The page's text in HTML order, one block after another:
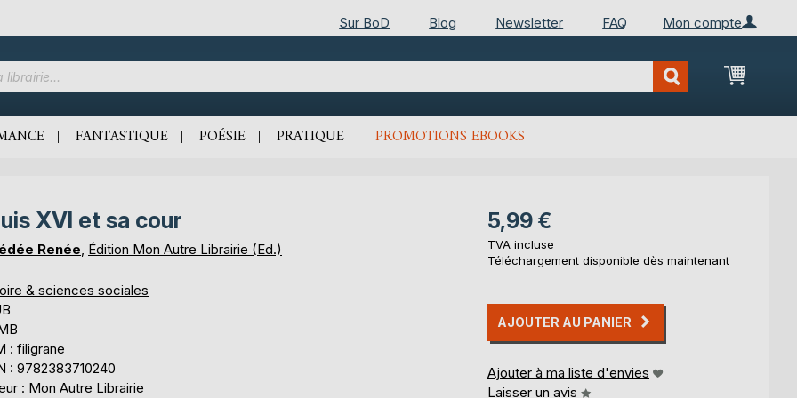
Mon compte
Sur BoD Blog Newsletter FAQ
Mon
FANTASTIQUE POÉSIE PRATIQUE PROMOTIONS EBOOKS
XVI et sa cour
Renée, Édition Mon Autre Librairie (Ed.)
& sciences sociales
: filigrane
: 9782383710240
: Mon Autre Librairie
5,99 €
TVA incluse
Téléchargement disponible dès maintenant
AJOUTER AU PANIER
Ajouter à ma liste d'envies
Laisser un avis